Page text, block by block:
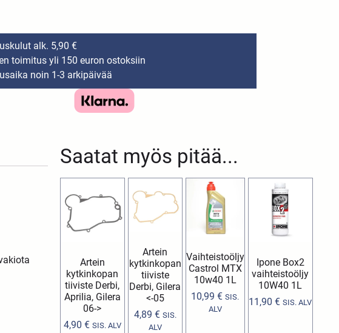
alk. 5,90 €
toimitus yli 150 euron ostoksiin
noin 1-3 arkipäivää
Saatat myös pitää...
Artein
kytkinkopan
tiiviste Derbi,
Aprilia, Gilera
06->
4,90 € SIS. ALV
Artein
kytkinkopan
tiiviste
Derbi, Gilera
<-05
4,89 € SIS.
ALV
Vaihteistoöljy
Castrol MTX
10w40 1L
10,99€ SIS.
ALV
Ipone Box2
vaihteistoöljy
10W40 1L
11,90€ SIS. ALV